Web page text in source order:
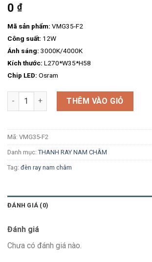
0 ₫
Mã sản phẩm: VMG35-F2
Công suất: 12W
Ánh sáng: 3000K/4000K
Kích thước: L270*W35*H58
Chip LED: Osram
Số lượng THÊM VÀO GIỎ
Mã: VMG35-F2
Danh mục: THANH RAY NAM CHÂM
Tag: đèn ray nam châm
ĐÁNH GIÁ (0)
Đánh giá
Chưa có đánh giá nào.